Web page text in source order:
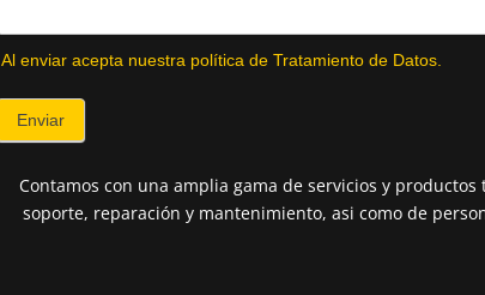
Al enviar acepta nuestra política de Tratamiento de Datos.
Enviar
Contamos con una amplia gama de servicios y productos
soporte, reparación y mantenimiento, asi como de